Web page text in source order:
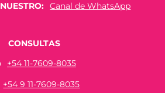
Canal de WhatsApp
CONSULTAS
+54 11-7609-8035
+54 9 11-7609-8035